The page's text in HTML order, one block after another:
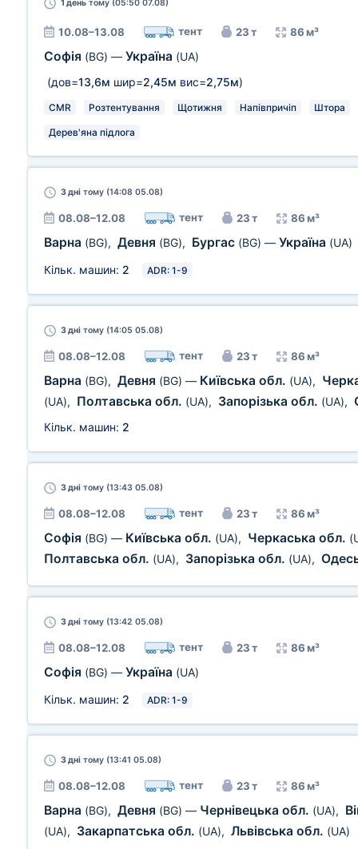
1 день тому (05:50 07.08)
10.08–13.08 тент 23 т 86 м³
Софія (BG) — Україна (UA)
(дов=13,6м шир=2,45м вис=2,75м)
CMR Розтентування Щотижня Напівпричіп Штора
Дерев'яна підлога
3 дні тому (14:08 05.08)
08.08–12.08 тент 23 т 86 м³
Варна (BG), Девня (BG), Бургас (BG) — Україна (UA)
Кільк. машин: 2 ADR: 1-9
3 дні тому (14:05 05.08)
08.08–12.08 тент 23 т 86 м³
Варна (BG), Девня (BG) — Київська обл. (UA),
(UA), Полтавська обл. (UA), Запорізька обл. (UA),
Кільк. машин: 2
3 дні тому (13:43 05.08)
08.08–12.08 тент 23 т 86 м³
Софія (BG) — Київська обл. (UA), Черкаська обл.
Полтавська обл. (UA), Запорізька обл. (UA),
3 дні тому (13:42 05.08)
08.08–12.08 тент 23 т 86 м³
Софія (BG) — Україна (UA)
Кільк. машин: 2 ADR: 1-9
3 дні тому (13:41 05.08)
08.08–12.08 тент 23 т 86 м³
Варна (BG), Девня (BG) — Чернівецька обл. (UA),
(UA), Закарпатська обл. (UA), Львівська обл. (UA)